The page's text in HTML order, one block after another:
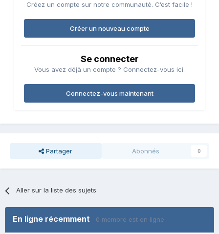
Créez un compte sur notre communauté. C’est facile !
Créer un nouveau compte
Se connecter
Vous avez déjà un compte ? Connectez-vous ici.
Connectez-vous maintenant
Partager Abonnés 0
Aller sur la liste des sujets
En ligne récemment 0 membre est en ligne